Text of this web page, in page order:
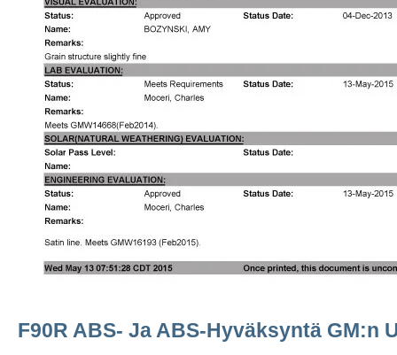
F90R ABS- Ja ABS-Hyväksyntä GM:n